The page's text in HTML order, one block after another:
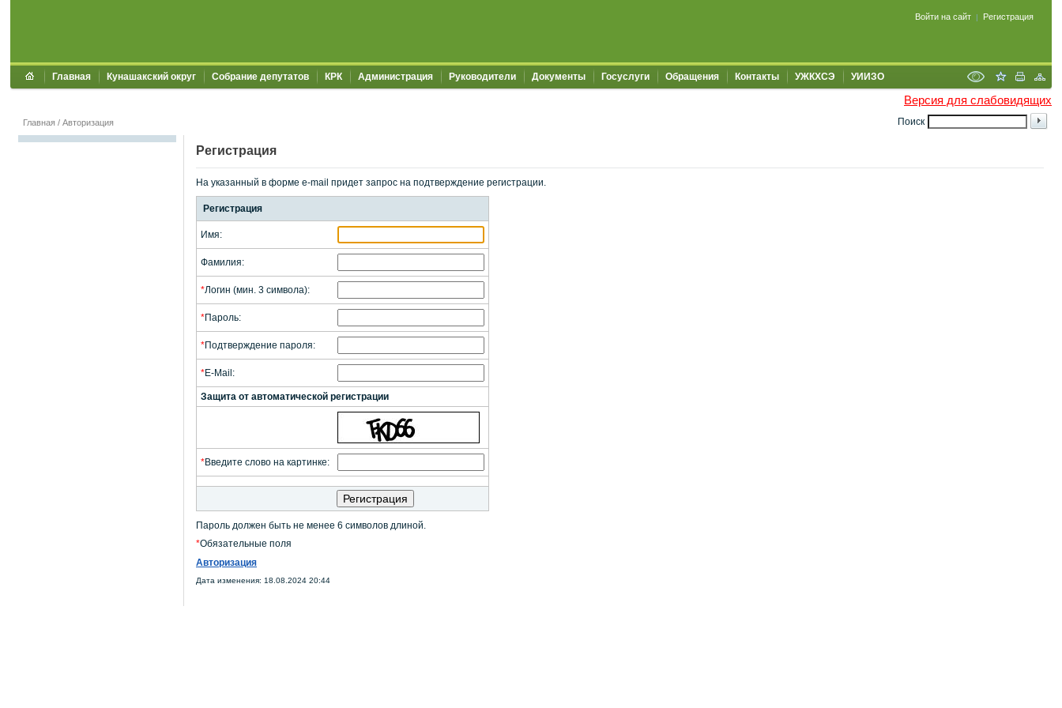
Войти на сайт | Регистрация
Главная Кунашакский округ Собрание депутатов КРК Администрация Руководители Документы Госуслуги Обращения Контакты УЖКХСЭ УИИЗО
Версия для слабовидящих
Поиск
Главная / Авторизация
Регистрация
На указанный в форме e-mail придет запрос на подтверждение регистрации.
Регистрация
Имя:
Фамилия:
*Логин (мин. 3 символа):
*Пароль:
*Подтверждение пароля:
*E-Mail:
Защита от автоматической регистрации
*Введите слово на картинке:
Пароль должен быть не менее 6 символов длиной.
*Обязательные поля
Авторизация
Дата изменения: 18.08.2024 20:44